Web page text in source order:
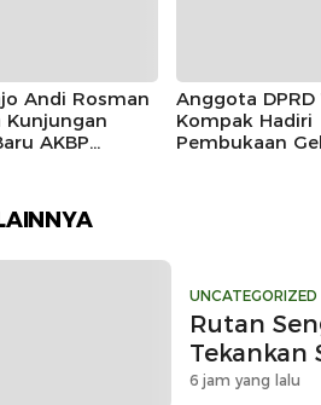
Andi Rosman
Kunjungan
AKBP
Anggota DPRD
Kompak Hadiri
Pembukaan
UNCATEGORIZED
Rutan
Tekankan
6 jam yang lalu